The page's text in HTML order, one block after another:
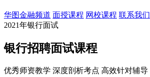
华图金融频道 面授课程 网校课程 联系我们
2021年银行面试
银行招聘面试课程
优秀师资教学 深度剖析考点 高效针对辅导